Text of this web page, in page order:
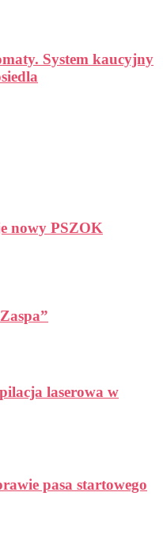
System kaucyjny
nowy PSZOK
laserowa w
pasa startowego